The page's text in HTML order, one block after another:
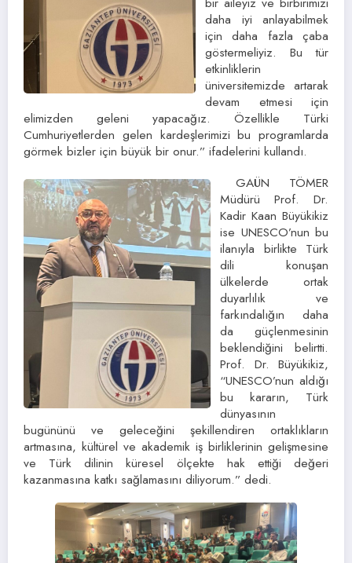
daha iyi anlayabilmek
için daha fazla çaba
göstermeliyiz. Bu tür
etkinliklerin
üniversitemizde artarak
devam etmesi için
elimizden geleni yapacağız. Özellikle Türki
Cumhuriyetlerden gelen kardeşlerimizi bu programlarda
görmek bizler için büyük bir onur.” ifadelerini kullandı.
GAÜN TÖMER
Müdürü Prof. Dr.
Kadir Kaan Büyükikiz
ise UNESCO’nun bu
ilanıyla birlikte Türk
dili konuşan
ülkelerde ortak
duyarlılık ve
farkındalığın daha
da güçlenmesinin
beklendiğini belirtti.
Prof. Dr. Büyükikiz,
“UNESCO’nun aldığı
bu kararın, Türk
dünyasının
bugününü ve geleceğini şekillendiren ortaklıkların
artmasına, kültürel ve akademik iş birliklerinin gelişmesine
ve Türk dilinin küresel ölçekte hak ettiği değeri
kazanmasına katkı sağlamasını diliyorum.” dedi.